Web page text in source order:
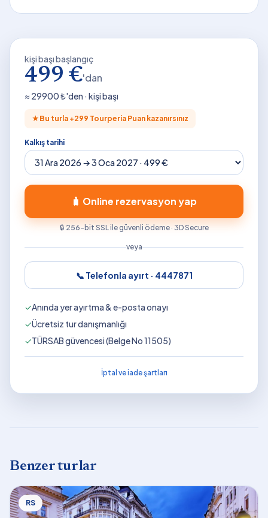
kişi başı başlangıç
499 €'dan
≈ 29900₺'den · kişi başı
★ Bu turla +299 Tourperia Puan kazanırsınız
Kalkış tarihi
🧳 Online rezervasyon yap
🔒 256-bit SSL ile güvenli ödeme · 3D Secure
veya
📞 Telefonla ayırt · 4447871
✓Anında yer ayırtma & e-posta onayı
✓Ücretsiz tur danışmanlığı
✓TÜRSAB güvencesi (Belge No 11505)
İptal ve iade şartları
Benzer turlar
RS